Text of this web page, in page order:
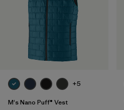
+5
M's Nano Puff® Vest